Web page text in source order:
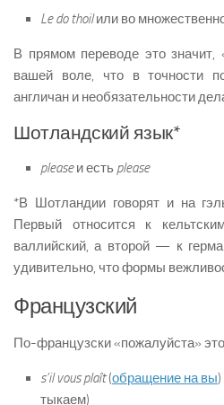
Le do thoilили во
В прямом переводе это значит,
вашей воле, что в точности
англичан и необязательности
Шотландский язык*
pleaseи есть please
*В Шотландии говорят и на
Первый относится к
валлийский, а второй — к
удивительно, что формы
Французский
По-французски «пожалуйста»
s’il vous plaît(обращение на вы
тыкаем)